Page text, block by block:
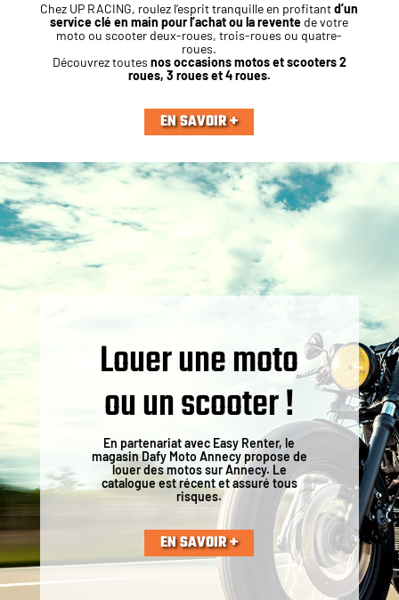
Chez UP RACING, roulez l’esprit tranquille en profitantd’un
service clé en main pour l’achat ou la revente de votre
moto ou scooter deux-roues, trois-roues ou quatre-
roues.
Découvrez toutes nos occasions motos et scooters 2
roues, 3 roues et 4 roues.
EN SAVOIR +
Louer une moto
ou un scooter !
En partenariat avec Easy Renter, le
magasin Dafy Moto Annecy propose de
louer des motos sur Annecy. Le
catalogue est récent et assuré tous
risques.
EN SAVOIR +